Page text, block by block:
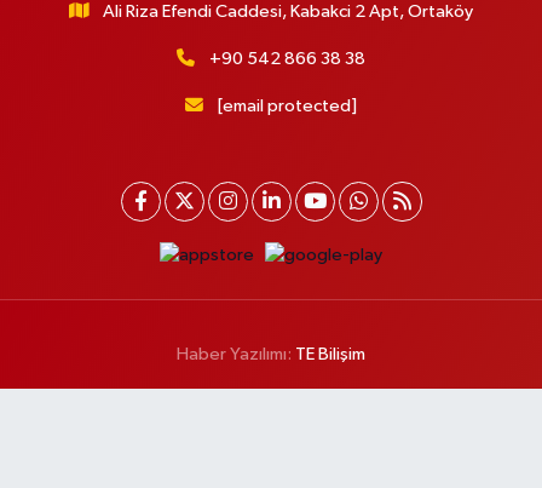
Ali Riza Efendi Caddesi, Kabakci 2 Apt, Ortaköy
+90 542 866 38 38
[email protected]
Haber Yazılımı: TE Bilişim